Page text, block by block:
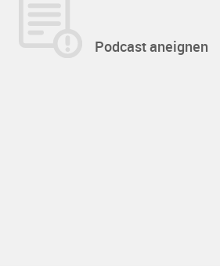
Podcast aneignen